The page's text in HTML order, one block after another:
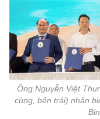
Ông Nguyễn Việt
cùng, bên trái) nhận